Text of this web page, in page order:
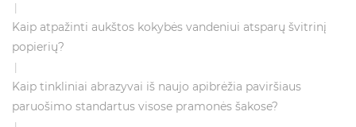
Kaip atpažinti aukštos kokybės vandeniui atsparų švitrinį
popierių?
Kaip tinkliniai abrazyvai iš naujo apibrėžia paviršiaus
paruošimo standartus visose pramonės šakose?